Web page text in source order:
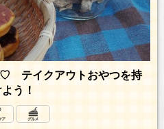
♡ テイクアウトおやつを持
う！